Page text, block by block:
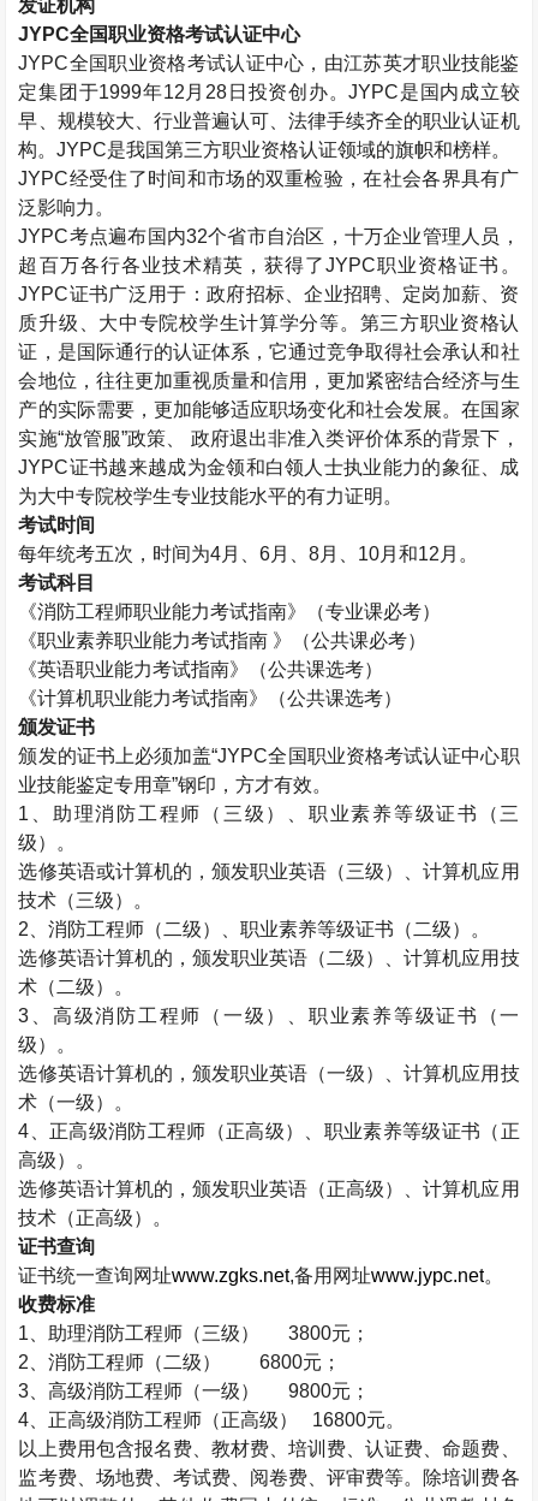
发证机构
JYPC全国职业资格考试认证中心
JYPC全国职业资格考试认证中心，由江苏英才职业技能鉴
定集团于1999年12 月 28 日投资创办。JYPC是国内成立较
早、规模较大、行业普遍认可、法律手续齐全的职业认证机
构。JYPC是我国第三方职业资格认证领域的旗帜和榜样。
JYPC经受住了时间和市场的双重检验，在社会各界具有广
泛影响力。
JYPC考点遍布国内32个省市自治区，十万企业管理人员，
超百万各行各业技术精英，获得了JYPC职业资格证书。
JYPC证书广泛用于：政府招标、企业招聘、定岗加薪、资
质升级、大中专院校学生计算学分等。第三方职业资格认
证，是国际通行的认证体系，它通过竞争取得社会承认和社
会地位，往往更加重视质量和信用，更加紧密结合经济与生
产的实际需要，更加能够适应职场变化和社会发展。在国家
实施“放管服”政策、 政府退出非准入类评价体系的背景下，
JYPC证书越来越成为金领和白领人士执业能力的象征、成
为大中专院校学生专业技能水平的有力证明。
考试时间
每年统考五次，时间为4月、6月、8月、 10月和12 月。
考试科目
《消防工程师职业能力考试指南》（专业课必考）
《职业素养职业能力考试指南 》（公共课必考）
《英语职业能力考试指南》（公共课选考）
《计算机职业能力考试指南》（公共课选考）
颁发证书
颁发的证书上必须加盖“JYPC全国职业资格考试认证中心职
业技能鉴定专用章”钢印，方才有效。
1 、助理消防工程师（三级）、职业素养等级证书（三
级）。
选修英语或计算机的，颁发职业英语（三级）、计算机应用
技术（三级）。
2 、消防工程师（二级）、职业素养等级证书（二级）。
选修英语计算机的，颁发职业英语（二级）、计算机应用技
术（二级）。
3 、高级消防工程师（一级）、职业素养等级证书（一
级）。
选修英语计算机的，颁发职业英语（一级）、计算机应用技
术（一级）。
4 、正高级消防工程师（正高级）、职业素养等级证书（正
高级）。
选修英语计算机的，颁发职业英语（正高级）、计算机应用
技术（正高级）。
证书查询
证书统一查询网址www.zgks.net,备用网址www.jypc.net。
收费标准
1 、助理消防工程师（三级） 3800元；
2 、消防工程师（二级） 6800元；
3 、高级消防工程师（一级） 9800元；
4 、正高级消防工程师（正高级） 16800元。
以上费用包含报名费、教材费、培训费、认证费、命题费、
监考费、场地费、考试费、阅卷费、评审费等。除培训费各